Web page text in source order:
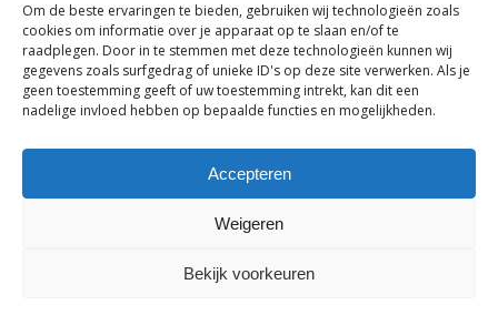
Om de beste ervaringen te bieden, gebruiken wij technologieën zoals
cookies om informatie over je apparaat op te slaan en/of te
raadplegen. Door in te stemmen met deze technologieën kunnen wij
gegevens zoals surfgedrag of unieke ID's op deze site verwerken. Als je
geen toestemming geeft of uw toestemming intrekt, kan dit een
nadelige invloed hebben op bepaalde functies en mogelijkheden.
Accepteren
Weigeren
Bekijk voorkeuren
Stijlvol tafelen begint bij Tafel
beleving
© 2026 Tafel beleving.